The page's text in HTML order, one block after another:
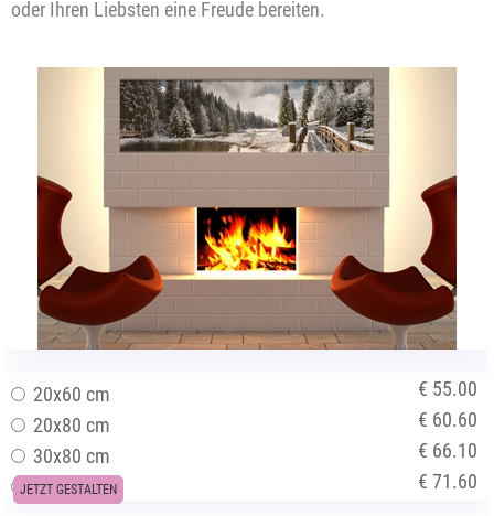
oder Ihren Liebsten eine Freude bereiten.
20x60 cm
€ 55.00
20x80 cm
€ 60.60
30x80 cm
€ 66.10
30x105 cm
€ 71.60
JETZT GESTALTEN